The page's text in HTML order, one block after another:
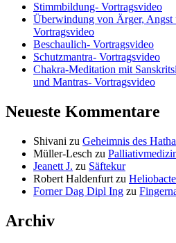
Stimmbildung- Vortragsvideo
Überwindung von Ärger, Angst
Vortragsvideo
Beschaulich- Vortragsvideo
Schutzmantra- Vortragsvideo
Chakra-Meditation mit
und Mantras- Vortragsvideo
Neueste Kommentare
Shivani zu Geheimnis des
Müller-Lesch zu
Jeanett J. zu Säftekur
Robert Haldenfurt zu
Forner Dag Dipl Ing zu
Archiv